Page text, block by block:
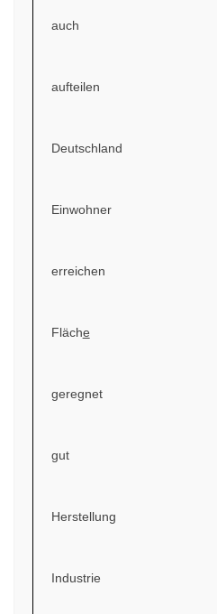
auch
aufteilen
Deutschland
Einwohner
erreichen
Fläche
geregnet
gut
Herstellung
Industrie